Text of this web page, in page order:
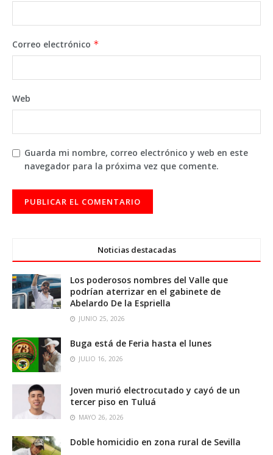
Correo electrónico *
Web
Guarda mi nombre, correo electrónico y web en este
navegador para la próxima vez que comente.
Noticias destacadas
Los poderosos nombres del Valle que
podrían aterrizar en el gabinete de
Abelardo De la Espriella
JUNIO 25, 2026
Buga está de Feria hasta el lunes
JULIO 16, 2026
Joven murió electrocutado y cayó de un
tercer piso en Tuluá
MAYO 26, 2026
Doble homicidio en zona rural de Sevilla